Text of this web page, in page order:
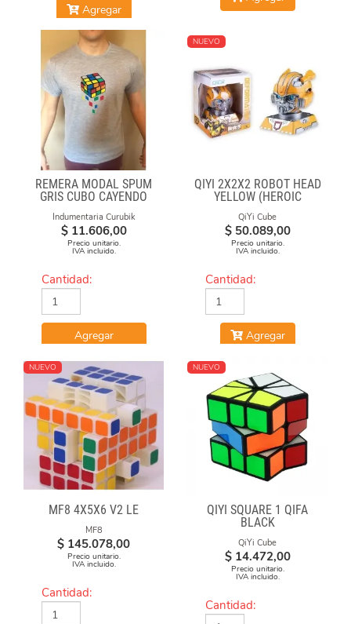
Agregar
REMERA MODAL SPUM
GRIS CUBO CAYENDO
Indumentaria Curubik
$ 11.606,00
Precio unitario.
IVA incluido.
Cantidad:
Agregar
NUEVO
QIYI 2X2X2 ROBOT HEAD
YELLOW (HEROIC
LEADER)
QiYi Cube
$ 50.089,00
Precio unitario.
IVA incluido.
Cantidad:
Agregar
NUEVO
MF8 4X5X6 V2 LE
MF8
$ 145.078,00
Precio unitario.
IVA incluido.
Cantidad:
NUEVO
QIYI SQUARE 1 QIFA
BLACK
QiYi Cube
$ 14.472,00
Precio unitario.
IVA incluido.
Cantidad: